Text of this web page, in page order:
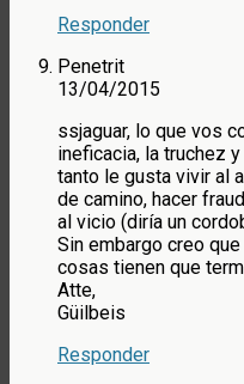
Responder
Penetrit
13/04/2015
ssjaguar, lo que vos
ineficacia, la truchez
tanto le gusta vivir al
de camino, hacer
al vicio (diría un
Sin embargo creo
cosas tienen que
Atte,
Güilbeis
Responder